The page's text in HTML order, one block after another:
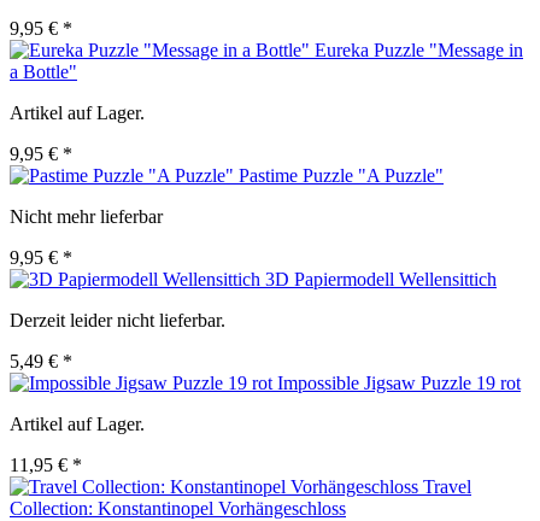
9,95 € *
Eureka Puzzle "Message in
a Bottle"
Artikel auf Lager.
9,95 € *
Pastime Puzzle "A Puzzle"
Nicht mehr lieferbar
9,95 € *
3D Papiermodell Wellensittich
Derzeit leider nicht lieferbar.
5,49 € *
Impossible Jigsaw Puzzle 19 rot
Artikel auf Lager.
11,95 € *
Travel
Collection: Konstantinopel Vorhängeschloss